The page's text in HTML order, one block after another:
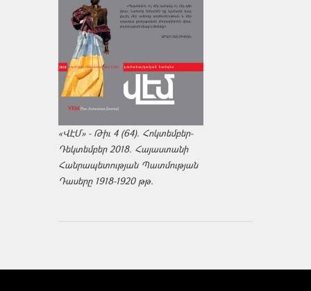
«ՎԷՄ» - Թիւ 4 (64). Հոկտեմբեր-
Դեկտեմբեր 2018. Հայաստանի
Հանրապետության Պատմության
Դասերը 1918-1920 թթ.